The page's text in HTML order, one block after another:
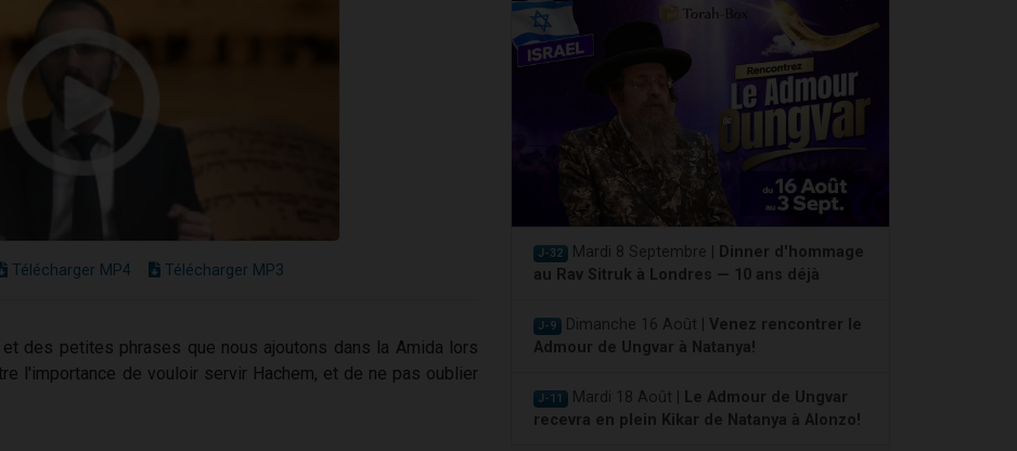
Télécharger MP4 Télécharger MP3
des petites phrases que nous ajoutons dans la Amida lors
l'importance de vouloir servir Hachem, et de ne pas oublier
J-32 Mardi 8 Septembre |
Dinner d'hommage
au Rav Sitruk à Londres — 10 ans déjà
J-9 Dimanche 16 Août | Venez rencontrer le
Admour de Ungvar à Natanya!
J-11 Mardi 18 Août |
Le Admour de Ungvar
recevra en plein Kikar de Natanya à Alonzo!